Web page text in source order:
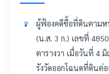
ผู้ฟ้องคดีซื้อที่ดินตามห
(น.ส. 3 ก.) เลขที่
ตารางวา เมื่อวันที่ 4
รังวัดออกโฉนดที่ดินต่